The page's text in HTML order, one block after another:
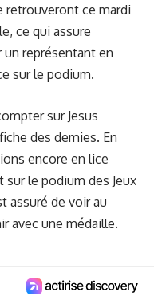
retrouveront ce mardi
ce qui assure
un représentant en
sur le podium.
sur Jesus
des demies. En
encore en lice
le podium des Jeux
assuré de voir au
avec une médaille.